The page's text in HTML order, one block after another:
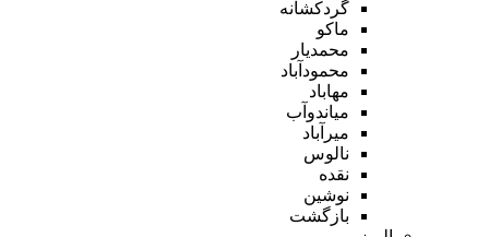
گردکشانه
ماکو
محمدیار
محمودآباد
مهاباد
میاندوآب
میرآباد
نالوس
نقده
نوشین
بازگشت